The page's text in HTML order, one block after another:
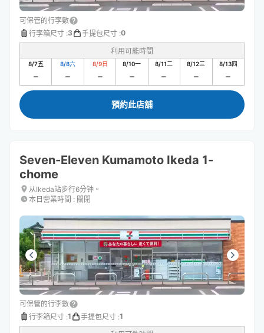
可保管的行李數
行李箱尺寸 :3 手提包尺寸 :0
利用可能時間
8/7五 8/8六 8/9日 8/10一 8/11二 8/12三 8/13四
預約此店舖
Seven-Eleven Kumamoto Ikeda 1-
chome
从Ikeda站步行6分钟。
本日營業時間 : 關閉
可保管的行李數
行李箱尺寸 :1 手提包尺寸 :1